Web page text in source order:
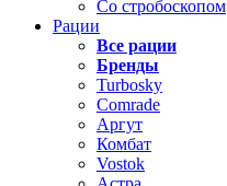
Со стробоскопом
Рации
Все рации
Бренды
Turbosky
Comrade
Аргут
Комбат
Vostok